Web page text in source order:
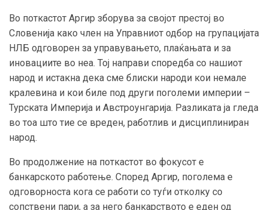
Во поткастот Аргир зборува за својот престој во
Словенија како член на Управниот одбор на групацијата
НЛБ одговорен за управувањето, плаќањата и за
иновациите во неа. Тој направи споредба со нашиот
народ и истакна дека сме блиски народи кои немале
кралевина и кои биле под други поголеми империи –
Турската Империја и Австроунгарија. Разликата ја гледа
во тоа што тие се вреден, работлив и дисциплиниран
народ.
Во продолжение на поткастот во фокусот е
банкарското работење. Според Аргир, поголема е
одговорноста кога се работи со туѓи отколку со
сопствени пари, а за него банкарството е еден од